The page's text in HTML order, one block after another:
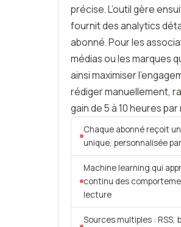
précise. L’outil gère
fournit des analytics
abonné. Pour les
médias ou les marques
ainsi maximiser
rédiger manuellement,
gain de 5 à 10 heures par
Chaque abonné reçoit
unique, personnalisée
Machine learning qui
continu des
lecture
Sources multiples : RSS,